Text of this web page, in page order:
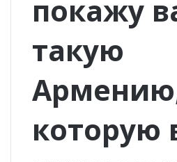
покажу
такую
которую